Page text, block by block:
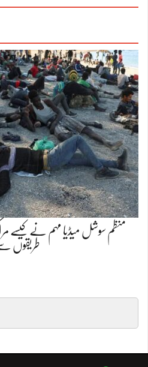
منظم سوشل میڈیا مہم نے کیسے
طریقوں